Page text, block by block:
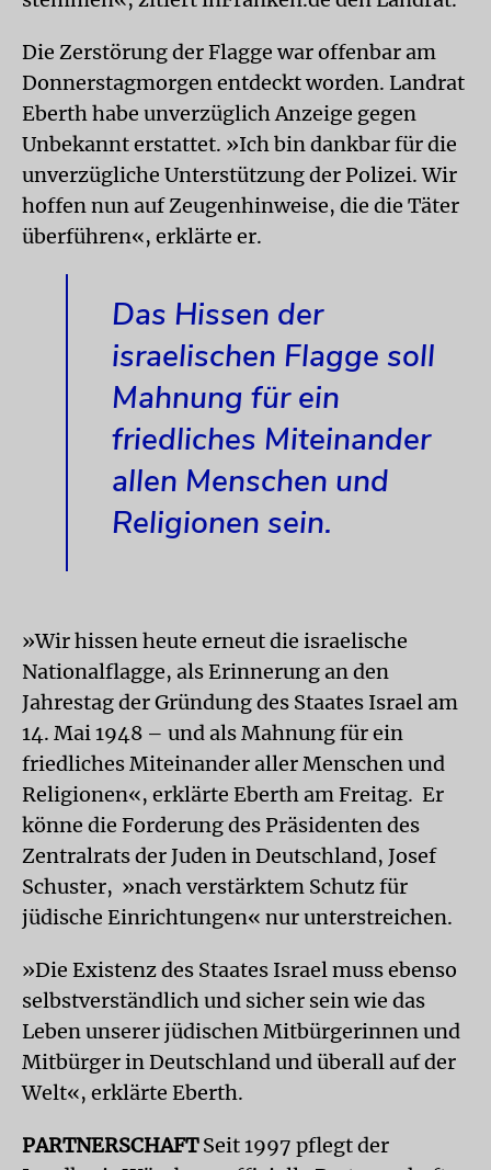
Die Zerstörung der Flagge war offenbar am
Donnerstagmorgen entdeckt worden. Landrat
Eberth habe unverzüglich Anzeige gegen
Unbekannt erstattet. »Ich bin dankbar für die
unverzügliche Unterstützung der Polizei. Wir
hoffen nun auf Zeugenhinweise, die die Täter
überführen«, erklärte er.
Das Hissen der
israelischen Flagge soll
Mahnung für ein
friedliches Miteinander
allen Menschen und
Religionen sein.
»Wir hissen heute erneut die israelische
Nationalflagge, als Erinnerung an den
Jahrestag der Gründung des Staates Israel am
14. Mai 1948 – und als Mahnung für ein
friedliches Miteinander aller Menschen und
Religionen«, erklärte Eberth am Freitag. Er
könne die Forderung des Präsidenten des
Zentralrats der Juden in Deutschland, Josef
Schuster, »nach verstärktem Schutz für
jüdische Einrichtungen« nur unterstreichen.
»Die Existenz des Staates Israel muss ebenso
selbstverständlich und sicher sein wie das
Leben unserer jüdischen Mitbürgerinnen und
Mitbürger in Deutschland und überall auf der
Welt«, erklärte Eberth.
PARTNERSCHAFTSeit 1997 pflegt der